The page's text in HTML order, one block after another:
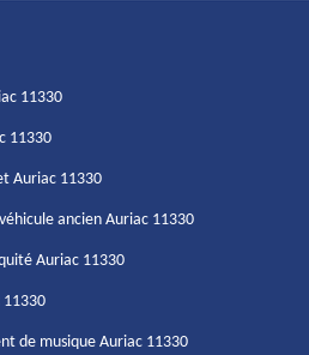
11330
11330
Auriac 11330
ancien Auriac 11330
Auriac 11330
11330
de musique Auriac 11330